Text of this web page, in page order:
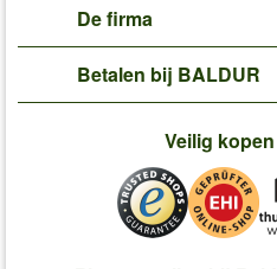
De firma
Betalen bij BALDUR
Veilig